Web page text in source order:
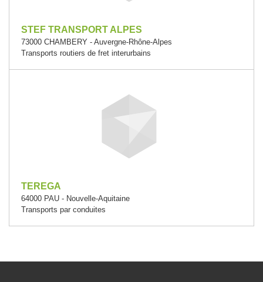
STEF TRANSPORT ALPES
73000 CHAMBERY - Auvergne-Rhône-Alpes
Transports routiers de fret interurbains
TEREGA
64000 PAU - Nouvelle-Aquitaine
Transports par conduites